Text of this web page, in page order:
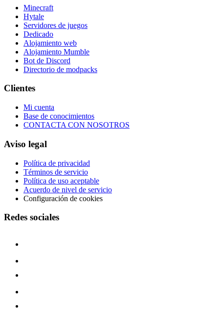
Minecraft
Hytale
Servidores de juegos
Dedicado
Alojamiento web
Alojamiento Mumble
Bot de Discord
Directorio de modpacks
Clientes
Mi cuenta
Base de conocimientos
CONTACTA CON NOSOTROS
Aviso legal
Política de privacidad
Términos de servicio
Política de uso aceptable
Acuerdo de nivel de servicio
Configuración de cookies
Redes sociales